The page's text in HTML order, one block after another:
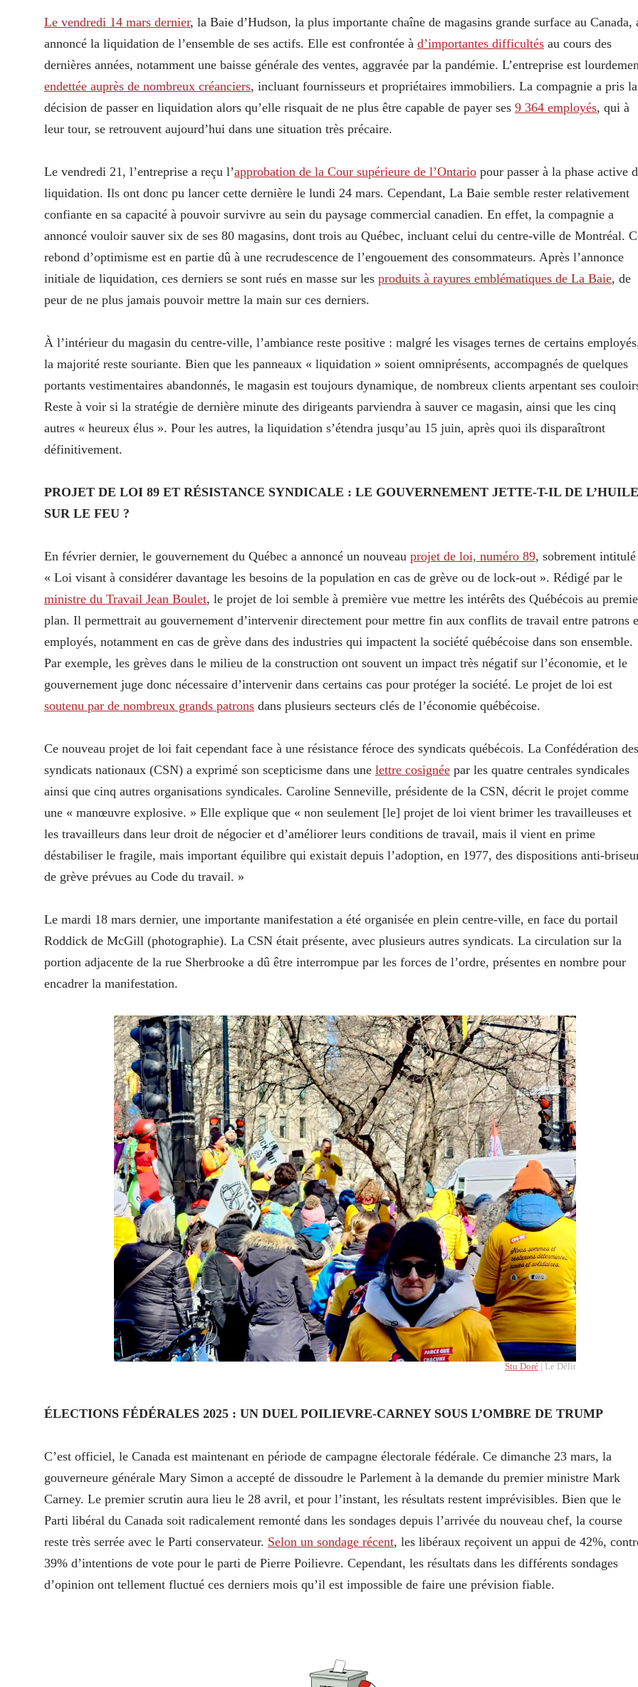
Le vendredi 14 mars dernier, la Baie d’Hudson, la plus importante chaîne de magasins grande surface au Canada,
annoncé la liquidation de l’ensemble de ses actifs. Elle est confrontée à d’importantes difficultés au cours des
dernières années, notamment une baisse générale des ventes, aggravée par la pandémie. L’entreprise est
endettée auprès de nombreux créanciers, incluant fournisseurs et propriétaires immobiliers. La compagnie a pris la
décision de passer en liquidation alors qu’elle risquait de ne plus être capable de payer ses 9 364 employés, qui à
leur tour, se retrouvent aujourd’hui dans une situation très précaire.
Le vendredi 21, l’entreprise a reçu l’approbation de la Cour supérieure de l’Ontario pour passer à la phase active
liquidation. Ils ont donc pu lancer cette dernière le lundi 24 mars. Cependant, La Baie semble rester relativement
confiante en sa capacité à pouvoir survivre au sein du paysage commercial canadien. En effet, la compagnie a
annoncé vouloir sauver six de ses 80 magasins, dont trois au Québec, incluant celui du centre-ville de Montréal.
rebond d’optimisme est en partie dû à une recrudescence de l’engouement des consommateurs. Après l’annonce
initiale de liquidation, ces derniers se sont rués en masse sur les produits à rayures emblématiques de La Baie, de
peur de ne plus jamais pouvoir mettre la main sur ces derniers.
À l’intérieur du magasin du centre-ville, l’ambiance reste positive : malgré les visages ternes de certains
la majorité reste souriante. Bien que les panneaux « liquidation » soient omniprésents, accompagnés de quelques
portants vestimentaires abandonnés, le magasin est toujours dynamique, de nombreux clients arpentant ses
Reste à voir si la stratégie de dernière minute des dirigeants parviendra à sauver ce magasin, ainsi que les cinq
autres « heureux élus ». Pour les autres, la liquidation s’étendra jusqu’au 15 juin, après quoi ils disparaîtront
définitivement.
PROJET DE LOI 89 ET RÉSISTANCE SYNDICALE : LE GOUVERNEMENT JETTE-T-IL DE L’HUILE
SUR LE FEU ?
En février dernier, le gouvernement du Québec a annoncé un nouveau projet de loi, numéro 89, sobrement intitulé
« Loi visant à considérer davantage les besoins de la population en cas de grève ou de lock-out ». Rédigé par le
ministre du Travail Jean Boulet, le projet de loi semble à première vue mettre les intérêts des Québécois au
plan. Il permettrait au gouvernement d’intervenir directement pour mettre fin aux conflits de travail entre patrons
employés, notamment en cas de grève dans des industries qui impactent la société québécoise dans son ensemble.
Par exemple, les grèves dans le milieu de la construction ont souvent un impact très négatif sur l’économie, et le
gouvernement juge donc nécessaire d’intervenir dans certains cas pour protéger la société. Le projet de loi est
soutenu par de nombreux grands patrons dans plusieurs secteurs clés de l’économie québécoise.
Ce nouveau projet de loi fait cependant face à une résistance féroce des syndicats québécois. La Confédération des
syndicats nationaux (CSN) a exprimé son scepticisme dans une lettre cosignée par les quatre centrales syndicales
ainsi que cinq autres organisations syndicales. Caroline Senneville, présidente de la CSN, décrit le projet comme
une « manœuvre explosive. » Elle explique que « non seulement [le] projet de loi vient brimer les travailleuses et
les travailleurs dans leur droit de négocier et d’améliorer leurs conditions de travail, mais il vient en prime
déstabiliser le fragile, mais important équilibre qui existait depuis l’adoption, en 1977, des dispositions anti-
de grève prévues au Code du travail. »
Le mardi 18 mars dernier, une importante manifestation a été organisée en plein centre-ville, en face du portail
Roddick de McGill (photographie). La CSN était présente, avec plusieurs autres syndicats. La circulation sur la
portion adjacente de la rue Sherbrooke a dû être interrompue par les forces de l’ordre, présentes en nombre pour
encadrer la manifestation.
Stu Doré | Le Délit
ÉLECTIONS FÉDÉRALES 2025 : UN DUEL POILIEVRE-CARNEY SOUS L’OMBRE DE TRUMP
C’est officiel, le Canada est maintenant en période de campagne électorale fédérale. Ce dimanche 23 mars, la
gouverneure générale Mary Simon a accepté de dissoudre le Parlement à la demande du premier ministre Mark
Carney. Le premier scrutin aura lieu le 28 avril, et pour l’instant, les résultats restent imprévisibles. Bien que le
Parti libéral du Canada soit radicalement remonté dans les sondages depuis l’arrivée du nouveau chef, la course
reste très serrée avec le Parti conservateur. Selon un sondage récent, les libéraux reçoivent un appui de 42%,
39% d’intentions de vote pour le parti de Pierre Poilievre. Cependant, les résultats dans les différents sondages
d’opinion ont tellement fluctué ces derniers mois qu’il est impossible de faire une prévision fiable.